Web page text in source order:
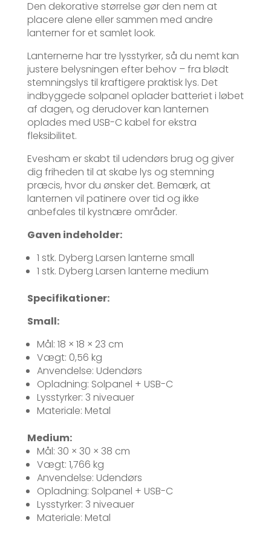
Den dekorative størrelse gør den nem at
placere alene eller sammen med andre
lanterner for et samlet look.
Lanternerne har tre lysstyrker, så du nemt kan
justere belysningen efter behov – fra blødt
stemningslys til kraftigere praktisk lys. Det
indbyggede solpanel oplader batteriet i løbet
af dagen, og derudover kan lanternen
oplades med USB-C kabel for ekstra
fleksibilitet.
Evesham er skabt til udendørs brug og giver
dig friheden til at skabe lys og stemning
præcis, hvor du ønsker det. Bemærk, at
lanternen vil patinere over tid og ikke
anbefales til kystnære områder.
Gaven indeholder:
1 stk. Dyberg Larsen lanterne small
1 stk. Dyberg Larsen lanterne medium
Specifikationer:
Small:
Mål: 18 × 18 × 23 cm
Vægt: 0,56 kg
Anvendelse: Udendørs
Opladning: Solpanel + USB-C
Lysstyrker: 3 niveauer
Materiale: Metal
Medium:
Mål: 30 × 30 × 38 cm
Vægt: 1,766 kg
Anvendelse: Udendørs
Opladning: Solpanel + USB-C
Lysstyrker: 3 niveauer
Materiale: Metal